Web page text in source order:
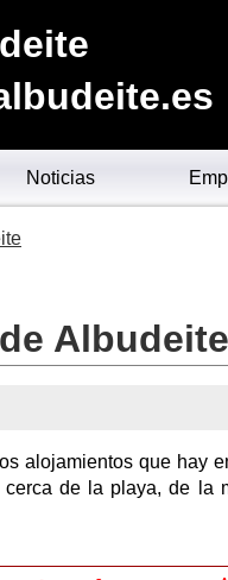
Noticias
Albudeite
alojamientos que hay
cerca de la playa, de la